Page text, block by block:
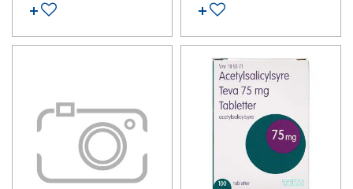
Tilføj til ønskeseddel
Tilføj til ønskeseddel